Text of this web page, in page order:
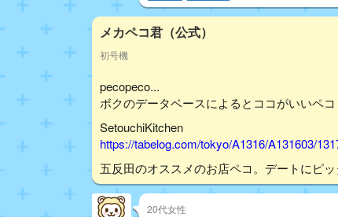
メカペコ君（公式）
初号機
pecopeco...
ボクのデータベースによるとココがいいペコ
SetouchiKitchen
https://tabelog.com/tokyo/A1316/A131603/
五反田のオススメのお店ペコ。デートにピッ
20代女性